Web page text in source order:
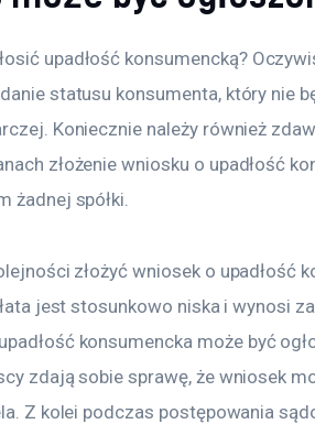
upadłość konsumencką?
statusu konsumenta, który nie
Koniecznie należy również
złożenie wniosku o upadłość
żadnej spółki.
złożyć wniosek o upadłość
jest stosunkowo niska i wynosi
konsumencka może być
zdają sobie sprawę, że wniosek
Z kolei podczas postępowania